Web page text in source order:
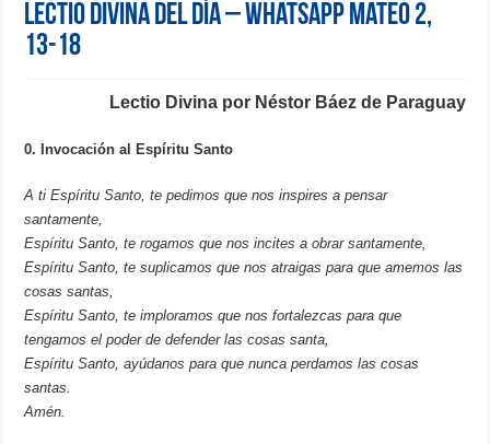
Lectio Divina del día – Whatsapp Mateo 2,
13-18
Lectio Divina por Néstor Báez de Paraguay
0. Invocación al Espíritu Santo
A ti Espíritu Santo, te pedimos que nos inspires a pensar
santamente,
Espíritu Santo, te rogamos que nos incites a obrar santamente,
Espíritu Santo, te suplicamos que nos atraigas para que amemos las
cosas santas,
Espíritu Santo, te imploramos que nos fortalezcas para que
tengamos el poder de defender las cosas santa,
Espíritu Santo, ayúdanos para que nunca perdamos las cosas
santas.
Amén.